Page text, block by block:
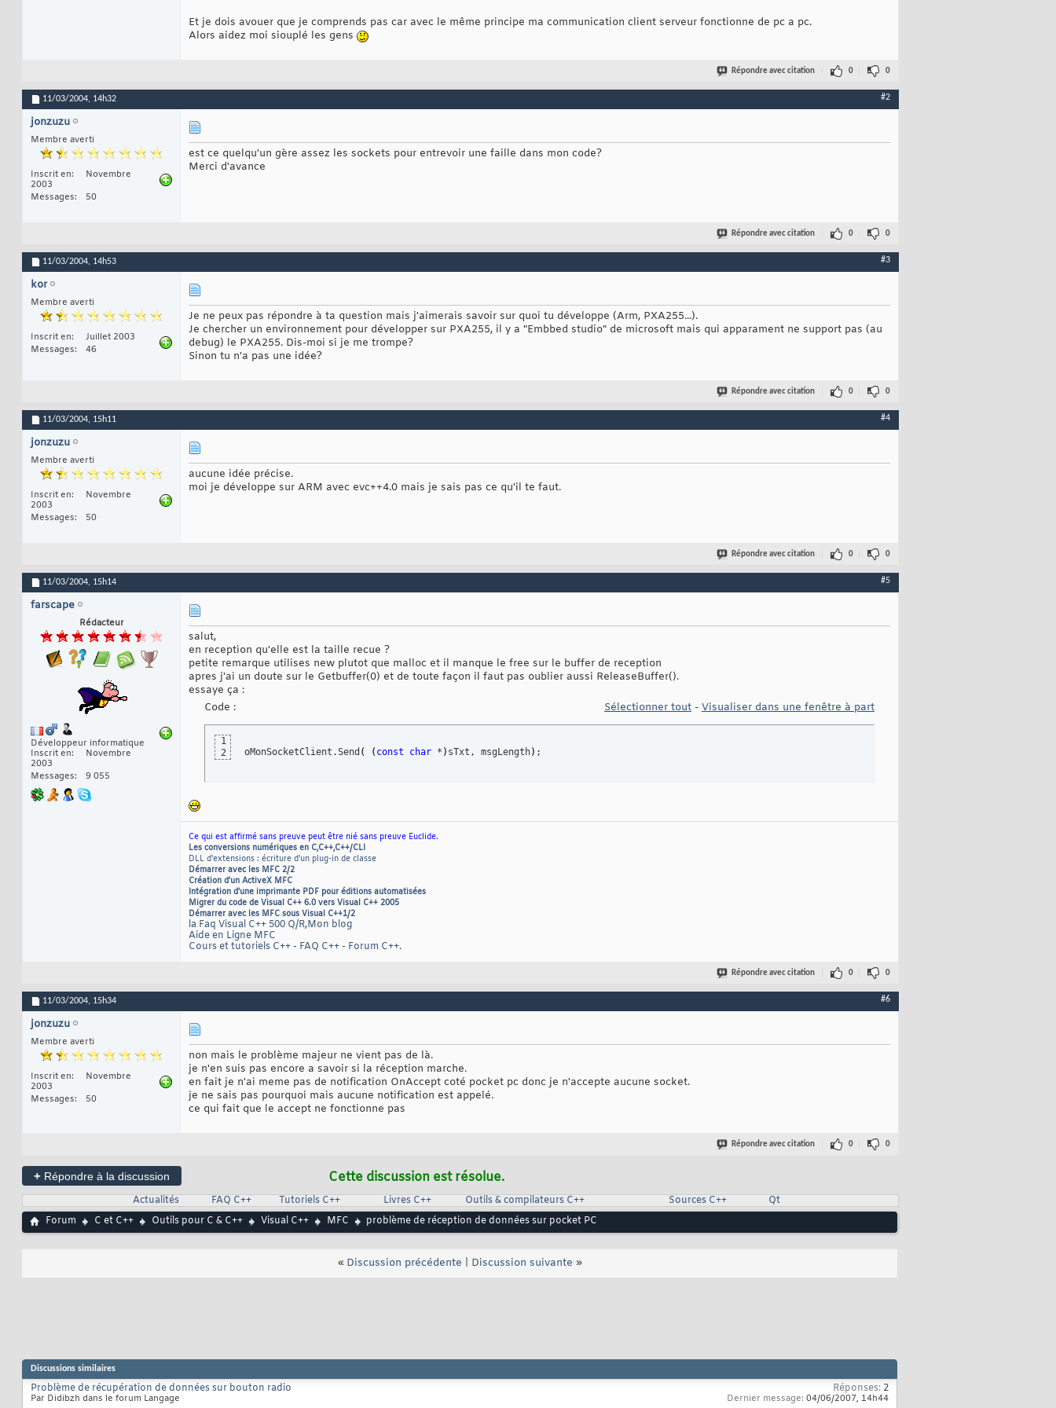
16
17
22
26
27
//char MsgRecu[2096]; // définition du buffer
	LPTSTR	MsgRecu =
iTaille = Receive
	sTxt.Format
(_T("%s"), MsgRecu);
}
Et je dois avouer que je comprends pas car avec le même principe ma communication client serveur fonctionne de pc a pc.
Alors aidez moi siouplé les gens
Répondre avec citation 0 0
11/03/2004, 14h32 #2
jonzuzu
Membre averti
Inscrit en
Novembre
2003
Messages
50
est ce quelqu'un gère assez les sockets pour entrevoir une faille dans mon code?
Merci d'avance
Répondre avec citation 0 0
11/03/2004, 14h53 #3
kor
Membre averti
Inscrit en
Juillet 2003
Messages
46
Je ne peux pas répondre à ta question mais j'aimerais savoir sur quoi tu développe (Arm, PXA255...).
Je chercher un environnement pour développer sur PXA255, il y a "Embbed studio" de microsoft mais qui apparament ne support pas (au
debug) le PXA255. Dis-moi si je me trompe?
Sinon tu n'a pas une idée?
Répondre avec citation 0 0
11/03/2004, 15h11 #4
jonzuzu
Membre averti
Inscrit en
Novembre
2003
Messages
50
aucune idée précise.
moi je développe sur ARM avec evc++4.0 mais je sais pas ce qu'il te faut.
Répondre avec citation 0 0
11/03/2004, 15h14 #5
farscape
Rédacteur
Développeur informatique
Inscrit en
Novembre
2003
Messages
9 055
salut,
en reception qu'elle est la taille recue ?
petite remarque utilises new plutot que malloc et il manque le free sur le buffer de reception
apres j'ai un doute sur le Getbuffer(0) et de toute façon il faut pas oublier aussi ReleaseBuffer().
essaye ça :
Code :
Sélectionner tout - Visualiser dans une fenêtre à part
1
2
oMonSocketClient.Send ( ( const char * ) sTxt, msgLength) ;
Ce qui est affirmé sans preuve peut être nié sans preuve Euclide.
Les conversions numériques en C,C++,C++/CLI
DLL d'extensions : écriture d'un plug-in de classe
Démarrer avec les MFC 2/2
Création d'un ActiveX MFC
Intégration d'une imprimante PDF pour éditions automatisées
Migrer du code de Visual C++ 6.0 vers Visual C++ 2005
Démarrer avec les MFC sous Visual C++1/2
la Faq Visual C++ 500 Q/R,Mon blog
Aide en Ligne MFC
Cours et tutoriels C++- FAQ C++- Forum C++.
Répondre avec citation 0 0
11/03/2004, 15h34 #6
jonzuzu
Membre averti
Inscrit en
Novembre
2003
Messages
50
non mais le problème majeur ne vient pas de là.
je n'en suis pas encore a savoir si la réception marche.
en fait je n'ai meme pas de notification OnAccept coté pocket pc donc je n'accepte aucune socket.
je ne sais pas pourquoi mais aucune notification est appelé.
ce qui fait que le accept ne fonctionne pas
Répondre avec citation 0 0
+ Répondre à la discussion Cette discussion est résolue.
Actualités FAQ C++ Tutoriels C++ Livres C++ Outils & compilateurs C++ Sources C++
Qt
Forum
C et C++ Outils pour C & C++ Visual C++ MFC problème de réception de données sur pocket PC
« Discussion précédente Discussion suivante »
Discussions similaires
Problème de récupération de données sur bouton radio
Par Didibzh dans le forum Langage
Réponses: 2
Dernier message: 04/06/2007, 14h44